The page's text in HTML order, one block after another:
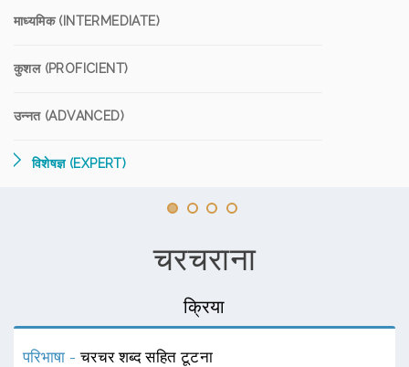
माध्यमिक (INTERMEDIATE)
कुशल (PROFICIENT)
उन्नत (ADVANCED)
विशेषज्ञ (EXPERT)
चरचराना
क्रिया
परिभाषा -चरचर शब्द सहित टूटना